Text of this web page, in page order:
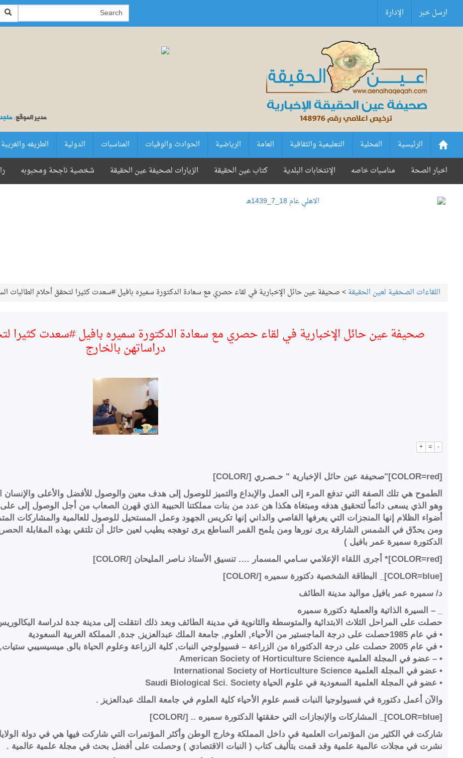
ارسل خبر الإدارة
الرئيسية المحلية التعليمية والثقافية العامة الرياضية الحوادث والوفيات المناسبات الدولية الطريفه والغريبة
شخصية ناجحة ومحبوبه الزيارات لصحيفة عين الحقيقة كتاب عين الحقيقة الإنتخابات البلدية مناسبات خاصه اخبار الصحة
اللقاءات الصحفية لعين الحقيقة>صحيفة عين حائل الإخبارية في لقاء حصري مع سعادة الدكتورة سميره بافيل #سعدت كثيرا لتحقق أحلام الطالبات
صحيفة عين حائل الإخبارية في لقاء حصري مع سعادة الدكتورة سميره بافيل #سعدت كثيرا
دراساتهن بالخارج
+ = -
[COLOR=red]"صحيفة عين حائل الإخبارية " حـصـري [/COLOR]
الطموح هي تلك الصفة التي تدفع المرء إلى العمل والإبداع والتميز للوصول إلى هدف معين والوصول للأفضل والأعلى
وهو الذي يسعى دائماً لتحقيق هدفه ومبتغاة هكذا هن عدد من بنات مملكتنا الحبيبة الذي قهرن الصعاب من أجل الوصول إلى على
أضواء الظلام إنها المنجزات التي يعرفها القاصي والداني إنها تكريس الجهود وعمل المستحيل للوصول للعالمية والمشاركات
ومن يحدّق في الشمس الشارقة يرى نورها ومن يلمح القمر الساطع يرى توهجه يطيب لعين حائل أن تلتقي بهذه المقابلة
الدكتورة سميرة عمر بافيل )
[COLOR=red]* أجرى اللقاء الإعلامي سـامي المسمار …. تنسيق الأستاذ نـاصر المليحان [/COLOR]
[COLOR=blue]_ البطاقة الشخصية دكتورة سميره [/COLOR]
د/ سميره عمر بافيل مواليد مدينة الطائف
_ – السيرة الذاتية والعملية دكتورة سميره
حصلت على المراحل الثلاث الابتدائية والمتوسطة والثانوية في مدينة الطائف وبعد ذلك انتقلت إلى مدينة جدة لدراسة
• في عام 1985حصلت على درجة الماجستير من الأحياء, العلوم, جامعة الملك عبدالعزيز, جدة, المملكة العربية السعودية
• في عام 2005 حصلت على درجة الدكتوراة من الزراعة – فسيولوجي النبات, كلية الزراعة وعلوم الحياة بالو, ميسيسيبي ستيات, ميسيسيبي , امــريــكـا
• – عضو في المجلة العلمية American Society of Horticulture Science
• عضو في المجلة العلمية International Society of Horticulture Science
• عضو في المجلة العلمية السعودية في علوم الحياة Saudi Biological Sci. Society
والآن أعمل دكتورة في فسيولوجيا النبات قسم علوم الأحياء كلية العلوم في جامعة الملك عبدالعزيز .
[COLOR=blue]_ المشاركات والإنجازات التي حققتها الدكتورة سميره .. [/COLOR]
شاركت في الكثير من المؤتمرات العلمية في داخل المملكة وخارج الوطن وأكثر المؤتمرات التي شاركت فيها هي في دولة
نشرت في مجلات عالمية علمية وقد قمت بتأليف كتاب ( النبات الاقتصادي ) وحصلت على أفضل بحث في مجلة علمية عالمية .